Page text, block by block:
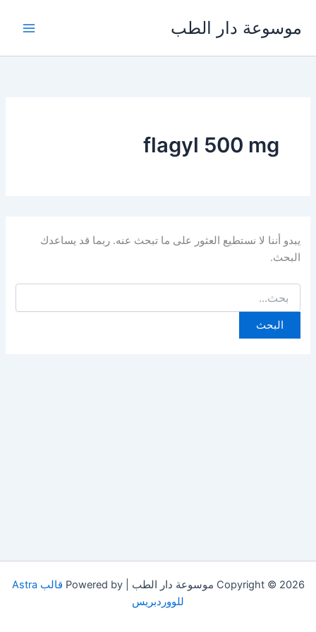
المحتوى
موسوعة دار الطب
flagyl 500 mg
يبدو أننا لا نستطيع العثور على ما تبحث عنه. ربما قد يساعدك
البحث.
عن:
Copyright © 2026 موسوعة دار الطب | Powered by
قالب Astra
للووردبريس